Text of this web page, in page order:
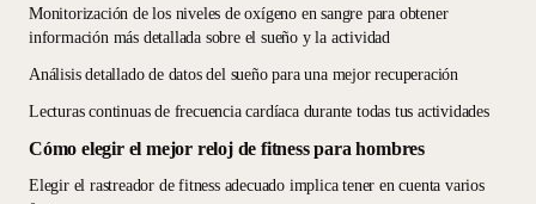
Monitorización de los niveles de oxígeno en sangre para obtener
información más detallada sobre el sueño y la actividad
Análisis detallado de datos del sueño para una mejor recuperación
Lecturas continuas de frecuencia cardíaca durante todas tus actividades
Cómo elegir el mejor reloj de fitness para hombres
Elegir el rastreador de fitness adecuado implica tener en cuenta varios